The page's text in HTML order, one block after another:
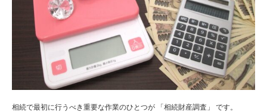
相続で最初に行うべき重要な作業のひとつが 「相続財産調査」 です。